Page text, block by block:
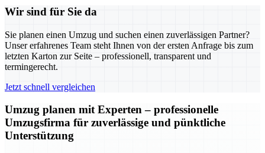
Wir sind für Sie da
Sie planen einen Umzug und suchen einen zuverlässigen Partner?
Unser erfahrenes Team steht Ihnen von der ersten Anfrage bis zum
letzten Karton zur Seite – professionell, transparent und
termingerecht.
Jetzt schnell vergleichen
Umzug planen mit Experten – professionelle
Umzugsfirma für zuverlässige und pünktliche
Unterstützung